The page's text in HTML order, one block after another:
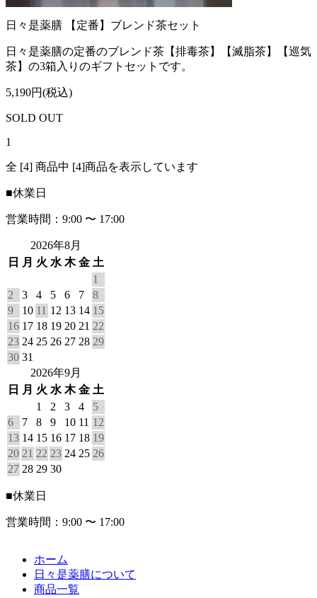
日々是薬膳 【定番】ブレンド茶セット
日々是薬膳の定番のブレンド茶【排毒茶】【滅脂茶】【巡気
茶】の3箱入りのギフトセットです。
5,190円(税込)
SOLD OUT
1
全 [4] 商品中 [4]商品を表示しています
■休業日
営業時間：9:00 〜 17:00
2026年8月
日
月 火 水 木 金 土
1
2
3 4 5 6 7
8
9
10 11 12 13 14 15
16 17 18 19 20 21 22
23 24 25 26 27 28 29
30 31
2026年9月
日
月 火 水 木 金 土
1
2 3 4
5
6
7 8 9 10 11 12
13 14 15 16 17 18 19
20 21 22 23 24 25 26
27 28 29 30
■休業日
営業時間：9:00 〜 17:00
ホーム
日々是薬膳について
商品一覧